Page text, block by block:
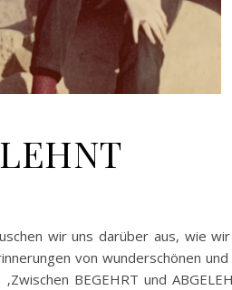
wir uns darüber aus, wie
von wunderschönen und
BEGEHRT und